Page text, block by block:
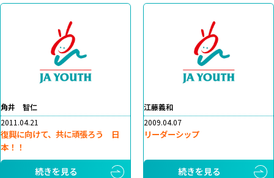
角井 智仁
2011.04.21
復興に向けて、共に頑張ろう 日
本！！
続きを見る
江藤義和
2009.04.07
リーダーシップ
続きを見る